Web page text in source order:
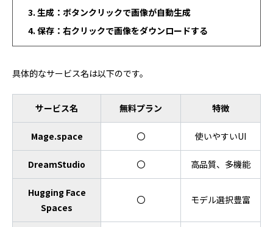
生成：ボタンクリックで画像が自動生成
保存：右クリックで画像をダウンロードする
具体的なサービス名は以下のです。
サービス名 無料プラン 特徴
Mage.space 〇 使いやすいUI
DreamStudio 〇 高品質、多機能
Hugging Face
Spaces
〇 モデル選択豊富